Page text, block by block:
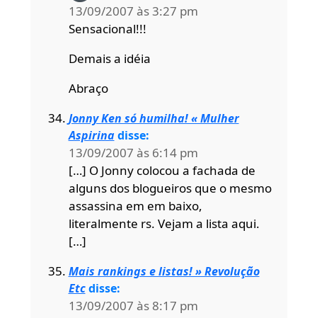
13/09/2007 às 3:27 pm
Sensacional!!!
Demais a idéia
Abraço
Jonny Ken só humilha! « Mulher
Aspirina disse:
13/09/2007 às 6:14 pm
[…] O Jonny colocou a fachada de
alguns dos blogueiros que o mesmo
assassina em em baixo,
literalmente rs. Vejam a lista aqui.
[…]
Mais rankings e listas! » Revolução
Etc disse:
13/09/2007 às 8:17 pm